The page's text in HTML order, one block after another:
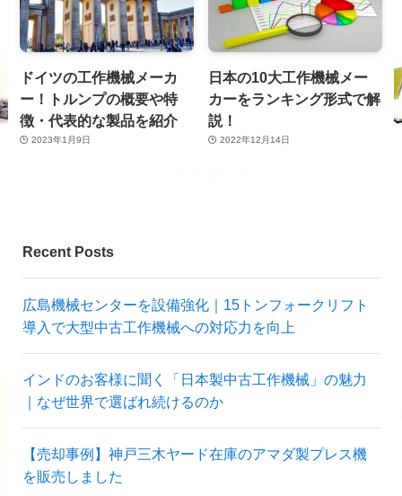
ドイツの工作機械メーカ
ー！トルンプの概要や特
徴・代表的な製品を紹介
2023年1月9日
日本の10大工作機械メー
カーをランキング形式で解
説！
2022年12月14日
Recent Posts
広島機械センターを設備強化｜15トンフォークリフト
導入で大型中古工作機械への対応力を向上
インドのお客様に聞く「日本製中古工作機械」の魅力
｜なぜ世界で選ばれ続けるのか
【売却事例】神戸三木ヤード在庫のアマダ製プレス機
を販売しました